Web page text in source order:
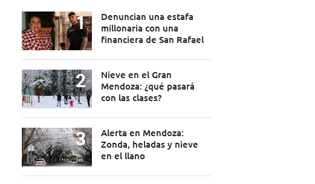
Denuncian una estafa
millonaria con una
financiera de San Rafael
Nieve en el Gran
Mendoza: ¿qué pasará
con las clases?
Alerta en Mendoza:
Zonda, heladas y nieve
en el llano